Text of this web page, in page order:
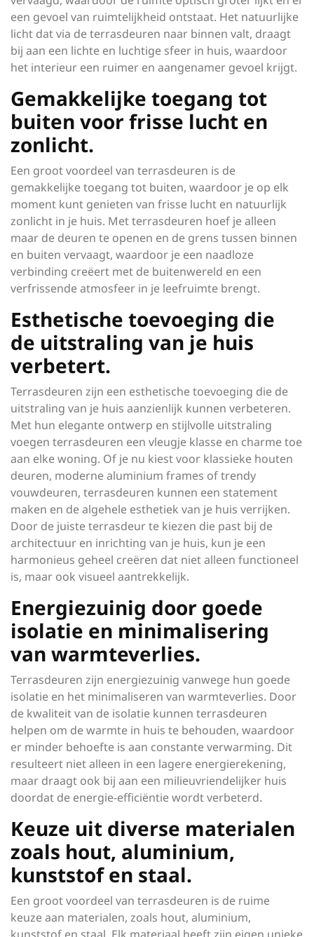
een gevoel van ruimtelijkheid ontstaat. Het natuurlijke
licht dat via de terrasdeuren naar binnen valt, draagt
bij aan een lichte en luchtige sfeer in huis, waardoor
het interieur een ruimer en aangenamer gevoel krijgt.
Gemakkelijke toegang tot
buiten voor frisse lucht en
zonlicht.
Een groot voordeel van terrasdeuren is de
gemakkelijke toegang tot buiten, waardoor je op elk
moment kunt genieten van frisse lucht en natuurlijk
zonlicht in je huis. Met terrasdeuren hoef je alleen
maar de deuren te openen en de grens tussen binnen
en buiten vervaagt, waardoor je een naadloze
verbinding creëert met de buitenwereld en een
verfrissende atmosfeer in je leefruimte brengt.
Esthetische toevoeging die
de uitstraling van je huis
verbetert.
Terrasdeuren zijn een esthetische toevoeging die de
uitstraling van je huis aanzienlijk kunnen verbeteren.
Met hun elegante ontwerp en stijlvolle uitstraling
voegen terrasdeuren een vleugje klasse en charme toe
aan elke woning. Of je nu kiest voor klassieke houten
deuren, moderne aluminium frames of trendy
vouwdeuren, terrasdeuren kunnen een statement
maken en de algehele esthetiek van je huis verrijken.
Door de juiste terrasdeur te kiezen die past bij de
architectuur en inrichting van je huis, kun je een
harmonieus geheel creëren dat niet alleen functioneel
is, maar ook visueel aantrekkelijk.
Energiezuinig door goede
isolatie en minimalisering
van warmteverlies.
Terrasdeuren zijn energiezuinig vanwege hun goede
isolatie en het minimaliseren van warmteverlies. Door
de kwaliteit van de isolatie kunnen terrasdeuren
helpen om de warmte in huis te behouden, waardoor
er minder behoefte is aan constante verwarming. Dit
resulteert niet alleen in een lagere energierekening,
maar draagt ook bij aan een milieuvriendelijker huis
doordat de energie-efficiëntie wordt verbeterd.
Keuze uit diverse materialen
zoals hout, aluminium,
kunststof en staal.
Een groot voordeel van terrasdeuren is de ruime
keuze aan materialen, zoals hout, aluminium,